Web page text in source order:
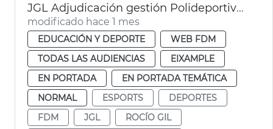
JGL Adjudicación gestión Polideportivo Parc Central
modificado hace 1 mes
EDUCACIÓN Y DEPORTE
WEB FDM
TODAS LAS AUDIENCIAS
EIXAMPLE
EN PORTADA
EN PORTADA TEMÁTICA
NORMAL
ESPORTS
DEPORTES
FDM
JGL
ROCÍO GIL